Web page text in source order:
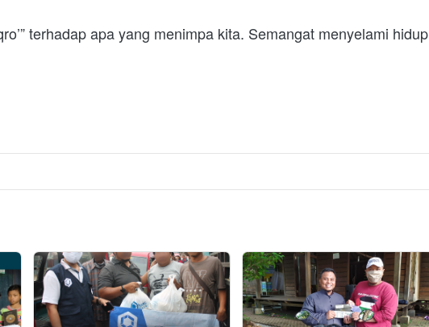
terhadap apa yang menimpa kita. Semangat menyelami hidup